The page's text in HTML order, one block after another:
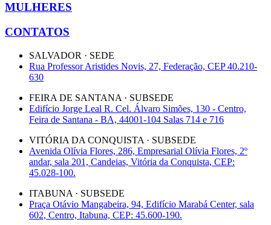
MULHERES
CONTATOS
SALVADOR · SEDE
Rua Professor Aristides Novis, 27, Federação, CEP 40.210-
630
FEIRA DE SANTANA · SUBSEDE
Edifício Jorge Leal R. Cel. Álvaro Simões, 130 - Centro,
Feira de Santana - BA, 44001-104 Salas 714 e 716
VITÓRIA DA CONQUISTA · SUBSEDE
Avenida Olívia Flores, 286, Empresarial Olívia Flores, 2º
andar, sala 201, Candeias, Vitória da Conquista, CEP:
45.028-100.
ITABUNA · SUBSEDE
Praça Otávio Mangabeira, 94, Edifício Marabá Center, sala
602, Centro, Itabuna, CEP: 45.600-190.